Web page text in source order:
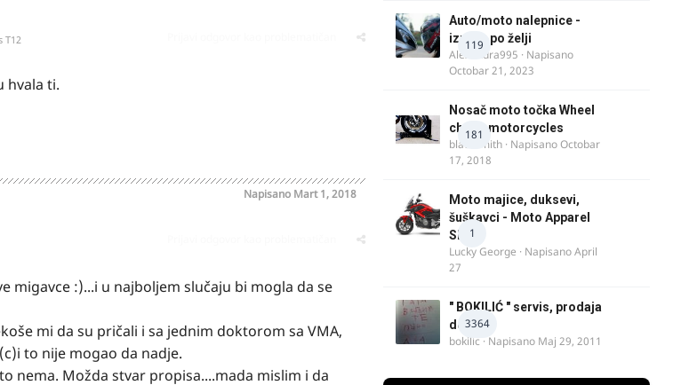
T12
hvala ti.
Napisano Mart 1, 2018
migavce :)...i u najboljem slučaju bi mogla da se
mi da su pričali i sa jednim doktorom sa VMA,
to nije mogao da nadje.
nema. Možda stvar propisa....mada mislim i da
119
Auto/moto nalepnice -
izrada po želji
Alexandra995 · Napisano
Octobar 21, 2023
181
Nosač moto točka Wheel
chock motorcycles
blacksmith · NapisanoOctobar
17, 2018
1
Moto majice, duksevi,
šuškavci - Moto Apparel
SRB
Lucky George · NapisanoApril
27
3364
" BOKILIĆ " servis, prodaja
delova
bokilic · Napisano Maj 29, 2011